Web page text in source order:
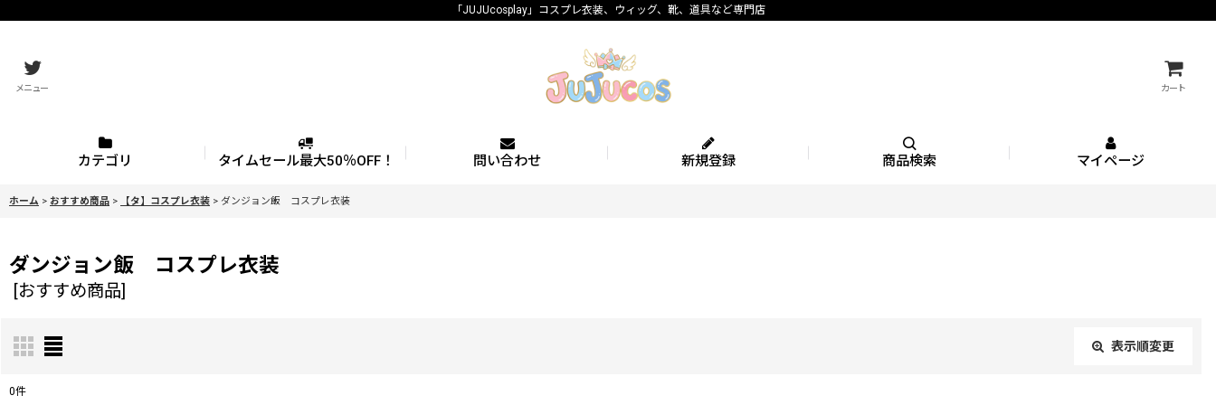
「JUJUcosplay」コスプレ衣装、ウィッグ、靴、道具など専門店
メニュー カート
カテゴリ タイムセール最大50％OFF！ 問い合わせ 新規登録 商品検索 マイページ
ホーム > おすすめ商品 > 【タ】コスプレ衣装 > ダンジョン飯 コスプレ衣装
ダンジョン飯 コスプレ衣装
[おすすめ商品]
表示順変更
0件